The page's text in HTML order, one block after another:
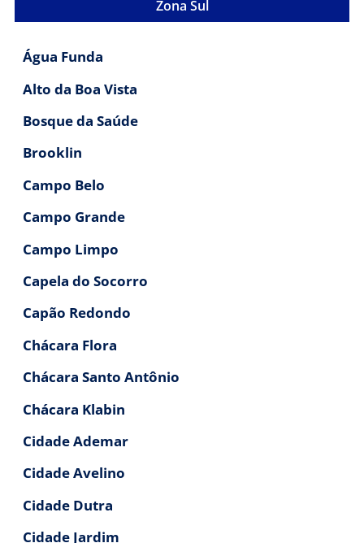
Zona Sul
Água Funda
Alto da Boa Vista
Bosque da Saúde
Brooklin
Campo Belo
Campo Grande
Campo Limpo
Capela do Socorro
Capão Redondo
Chácara Flora
Chácara Santo Antônio
Chácara Klabin
Cidade Ademar
Cidade Avelino
Cidade Dutra
Cidade Jardim